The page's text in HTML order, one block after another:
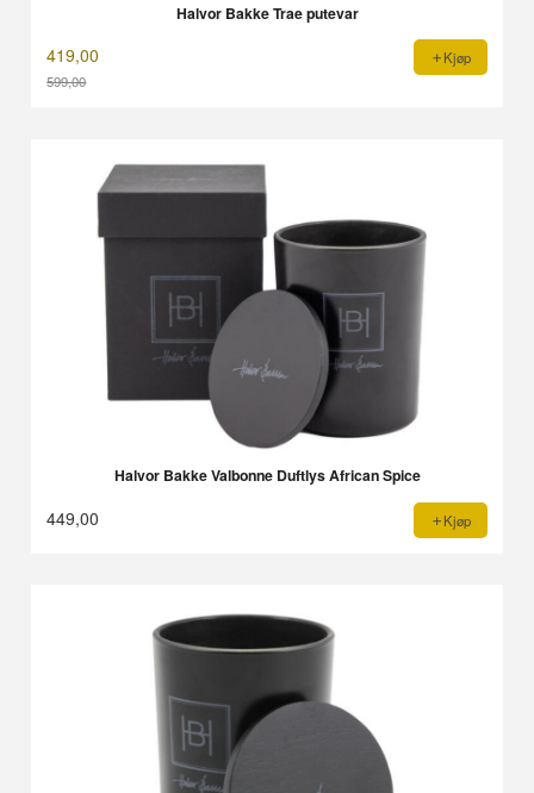
Halvor Bakke Trae putevar
419,00
599,00
Kjøp
Halvor Bakke Valbonne Duftlys African Spice
449,00 Kjøp